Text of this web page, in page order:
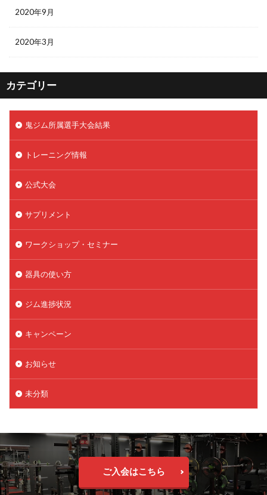
2020年9月
2020年3月
カテゴリー
鬼ジム所属選手大会結果
トレーニング情報
公式大会
サプリメント
ワークショップ・セミナー
器具の使い方
ジム進捗状況
キャンペーン
お知らせ
未分類
ご入会はこちら